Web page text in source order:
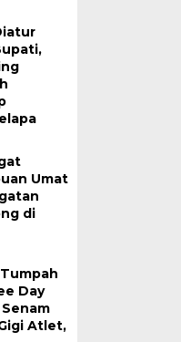
NEWS COM – Teka-
Barat akhirnya
Umat
di
Day
Atlet,